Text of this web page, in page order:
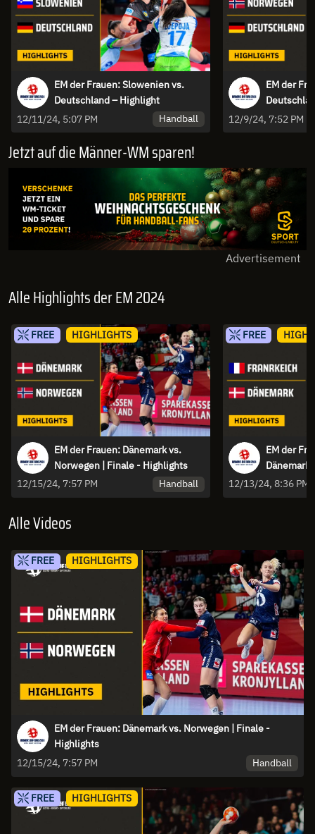
EM der Frauen: Slowenien vs.
Deutschland – Highlight
12/11/24, 5:07 PM
Handball
EM der
12/9/24, 7:52 PM
Jetzt auf die Männer-WM sparen!
Advertisement
Alle Highlights der EM 2024
FREE HIGHLIGHTS
EM der Frauen: Dänemark vs.
Norwegen | Finale - Highlights
12/15/24, 7:57 PM
Handball
FREE
EM der
Dänemark
12/13/24, 8:36 PM
Alle Videos
FREE HIGHLIGHTS
EM der Frauen: Dänemark vs. Norwegen | Finale -
Highlights
12/15/24, 7:57 PM
Handball
FREE HIGHLIGHTS